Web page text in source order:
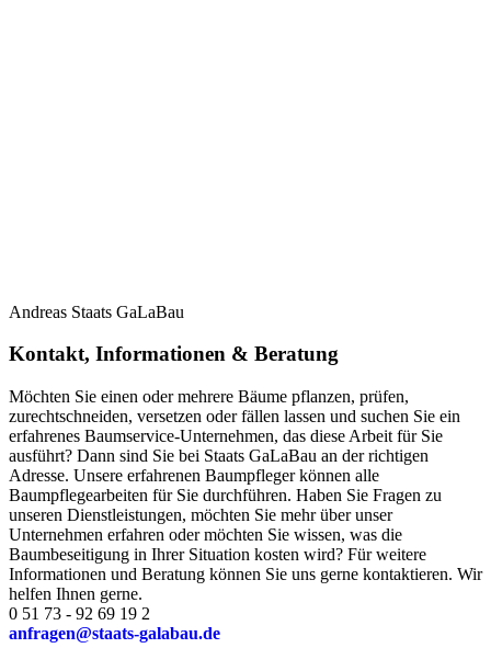
Andreas Staats GaLaBau
Kontakt, Informationen & Beratung
Möchten Sie einen oder mehrere Bäume pflanzen, prüfen,
zurechtschneiden, versetzen oder fällen lassen und suchen Sie ein
erfahrenes Baumservice-Unternehmen, das diese Arbeit für Sie
ausführt? Dann sind Sie bei Staats GaLaBau an der richtigen
Adresse. Unsere erfahrenen Baumpfleger können alle
Baumpflegearbeiten für Sie durchführen. Haben Sie Fragen zu
unseren Dienstleistungen, möchten Sie mehr über unser
Unternehmen erfahren oder möchten Sie wissen, was die
Baumbeseitigung in Ihrer Situation kosten wird? Für weitere
Informationen und Beratung können Sie uns gerne kontaktieren. Wir
helfen Ihnen gerne.
0 51 73 - 92 69 19 2
anfragen@staats-galabau.de